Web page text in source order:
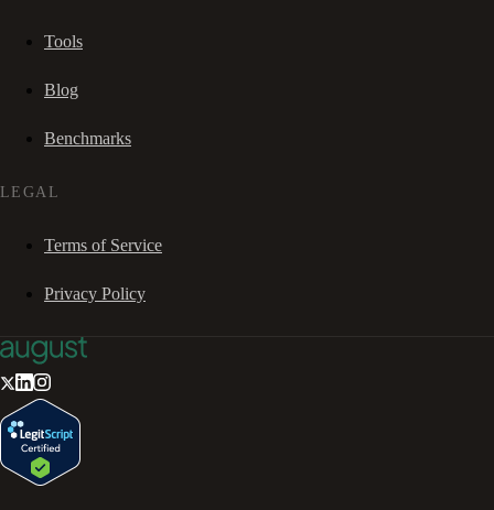
Tools
Blog
Benchmarks
LEGAL
Terms of Service
Privacy Policy